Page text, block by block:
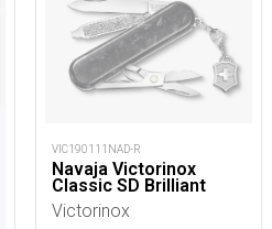
VIC190111NAD-R
Navaja Victorinox
Classic SD Brilliant
Victorinox